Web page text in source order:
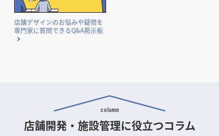
店舗デザインのお悩みや疑問を
専門家に質問できるQ&A掲示板
column
店舗開発・施設管理に役立つコラム